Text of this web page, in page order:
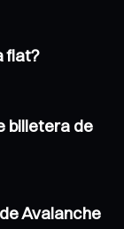
fiat?
billetera de
Avalanche